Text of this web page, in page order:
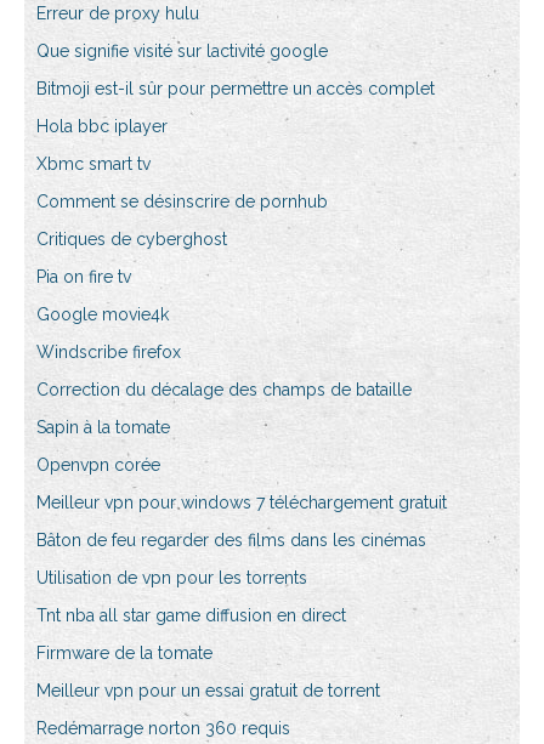
Erreur de proxy hulu
Que signifie visité sur lactivité google
Bitmoji est-il sûr pour permettre un accès complet
Hola bbc iplayer
Xbmc smart tv
Comment se désinscrire de pornhub
Critiques de cyberghost
Pia on fire tv
Google movie4k
Windscribe firefox
Correction du décalage des champs de bataille
Sapin à la tomate
Openvpn corée
Meilleur vpn pour windows 7 téléchargement gratuit
Bâton de feu regarder des films dans les cinémas
Utilisation de vpn pour les torrents
Tnt nba all star game diffusion en direct
Firmware de la tomate
Meilleur vpn pour un essai gratuit de torrent
Redémarrage norton 360 requis